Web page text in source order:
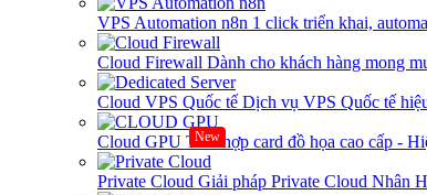
VPS Automation n8n 1 click triển khai,
Cloud Firewall Dành cho khách hàng mong
Cloud VPS Quốc tế Dịch vụ VPS Quốc tế
Cloud GPU New
Tích hợp card đồ họa cao cấp -
Private Cloud Giải pháp Private Cloud Nhân